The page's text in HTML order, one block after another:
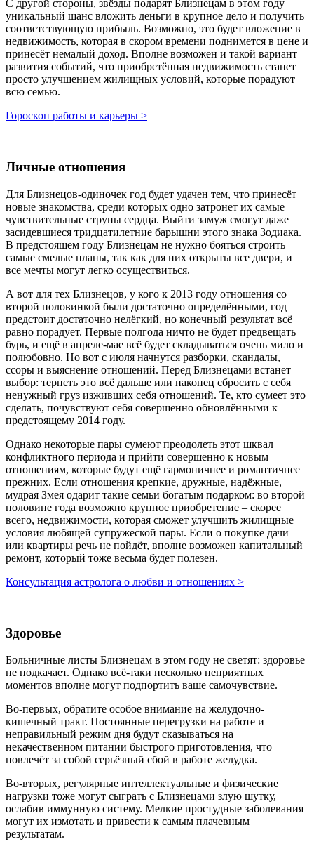
С другой стороны, звёзды подарят Близнецам в этом году
уникальный шанс вложить деньги в крупное дело и получить
соответствующую прибыль. Возможно, это будет вложение в
недвижимость, которая в скором времени поднимется в цене и
принесёт немалый доход. Вполне возможен и такой вариант
развития событий, что приобретённая недвижимость станет
просто улучшением жилищных условий, которые порадуют
всю семью.
Гороскоп работы и карьеры >
Личные отношения
Для Близнецов-одиночек год будет удачен тем, что принесёт
новые знакомства, среди которых одно затронет их самые
чувствительные струны сердца. Выйти замуж смогут даже
засидевшиеся тридцатилетние барышни этого знака Зодиака.
В предстоящем году Близнецам не нужно бояться строить
самые смелые планы, так как для них открыты все двери, и
все мечты могут легко осуществиться.
А вот для тех Близнецов, у кого к 2013 году отношения со
второй половинкой были достаточно определёнными, год
предстоит достаточно нелёгкий, но конечный результат всё
равно порадует. Первые полгода ничто не будет предвещать
бурь, и ещё в апреле-мае всё будет складываться очень мило и
полюбовно. Но вот с июля начнутся разборки, скандалы,
ссоры и выяснение отношений. Перед Близнецами встанет
выбор: терпеть это всё дальше или наконец сбросить с себя
ненужный груз изживших себя отношений. Те, кто сумеет это
сделать, почувствуют себя совершенно обновлёнными к
предстоящему 2014 году.
Однако некоторые пары сумеют преодолеть этот шквал
конфликтного периода и прийти совершенно к новым
отношениям, которые будут ещё гармоничнее и романтичнее
прежних. Если отношения крепкие, дружные, надёжные,
мудрая Змея одарит такие семьи богатым подарком: во второй
половине года возможно крупное приобретение – скорее
всего, недвижимости, которая сможет улучшить жилищные
условия любящей супружеской пары. Если о покупке дачи
или квартиры речь не пойдёт, вполне возможен капитальный
ремонт, который тоже весьма будет полезен.
Консультация астролога о любви и отношениях >
Здоровье
Больничные листы Близнецам в этом году не светят: здоровье
не подкачает. Однако всё-таки несколько неприятных
моментов вполне могут подпортить ваше самочувствие.
Во-первых, обратите особое внимание на желудочно-
кишечный тракт. Постоянные перегрузки на работе и
неправильный режим дня будут сказываться на
некачественном питании быстрого приготовления, что
повлечёт за собой серьёзный сбой в работе желудка.
Во-вторых, регулярные интеллектуальные и физические
нагрузки тоже могут сыграть с Близнецами злую шутку,
ослабив иммунную систему. Мелкие простудные заболевания
могут их измотать и привести к самым плачевным
результатам.